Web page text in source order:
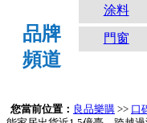
品牌
頻道
涂料
門窗
您當前位置： 良品樂購 >> 口